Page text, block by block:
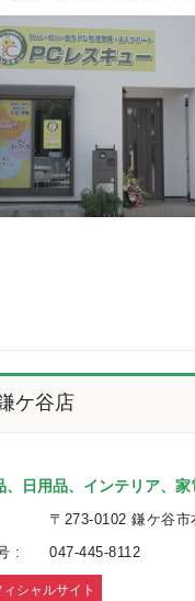
ケ谷店
、日用品、インテリア、
〒273-0102 鎌ケ谷市
:
047-445-8112
ィシャルサイト